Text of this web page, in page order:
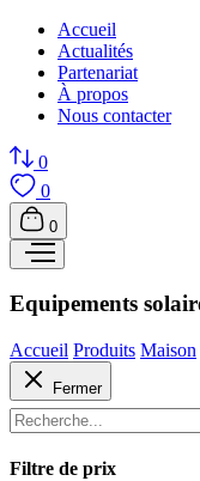
Accueil
Actualités
Partenariat
À propos
Nous contacter
0
0
0
Equipements
Accueil Produits Maison
Fermer
Filtre de prix